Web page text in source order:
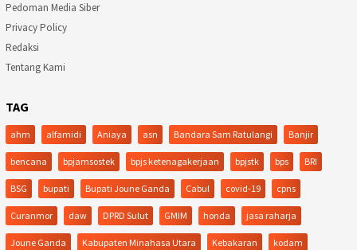
Pedoman Media Siber
Privacy Policy
Redaksi
Tentang Kami
TAG
ahm alfamidi Aniaya asn Bandara Sam Ratulangi Banjir
bencana bpjamsostek bpjs ketenagakerjaan bpjstk bps BRI
BSG bupati Bupati Joune Ganda Cabul covid-19 cpns
Curanmor daw DPRD Sulut GMIM honda jasa raharja
Joune Ganda Kabupaten Minahasa Utara Kebakaran kodam